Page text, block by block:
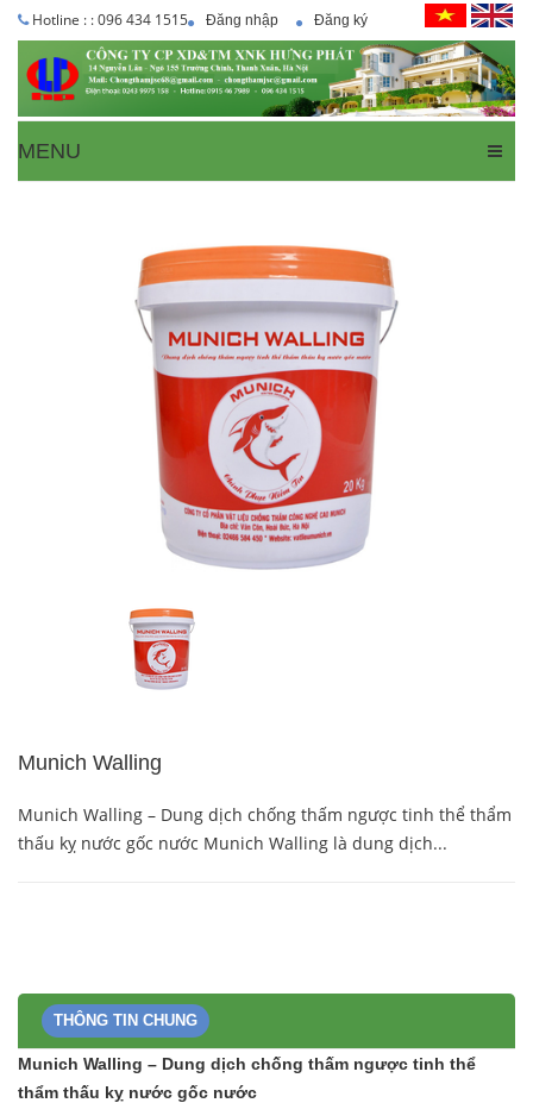
Hotline : : 096 434 1515 Đăng nhập Đăng ký
MENU
Munich Walling
Munich Walling – Dung dịch chống thấm ngược tinh thể thẩm
thấu kỵ nước gốc nước Munich Walling là dung dịch...
THÔNG TIN CHUNG
Munich Walling – Dung dịch chống thấm ngược tinh thể
thẩm thấu kỵ nước gốc nước